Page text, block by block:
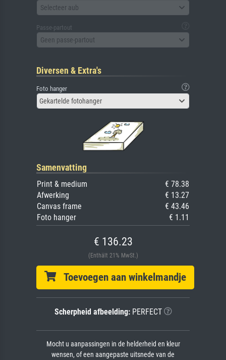
Selecteer aub
Passe-partout
Geen passe-partout
Diversen & Extra's
Foto hanger
Gekartelde fotohanger
Samenvatting
Print & medium
€ 78.38
Afwerking
€ 13.27
Canvas frame
€ 43.46
Foto hanger
€ 1.11
€ 136.23
(Enthält 21% MwSt.)
Toevoegen aan winkelmandje
Scherpheid afbeelding:PERFECT
Mocht u aanpassingen in de helderheid en kleur
wensen, of een aangepaste uitsnede van de